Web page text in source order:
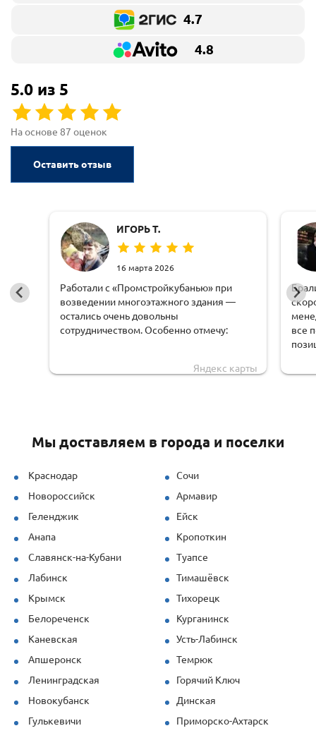
4.7
4.8
5.0 из 5
На основе 87 оценок
Оставить отзыв
ИГОРЬ Т.
16 марта 2026
Работали с «Промстройкубанью» при
возведении многоэтажного здания —
остались очень довольны
сотрудничеством. Особенно отмечу:
специалисты быстро рассчитывали
Продукция (опалубка перекрытий и
стеновая) показала себя отлично даже
Яндекс карты
все
Мы доставляем в города и поселки
Краснодар
Сочи
Новороссийск
Армавир
Геленджик
Ейск
Анапа
Кропоткин
Славянск-на-Кубани
Туапсе
Лабинск
Тимашёвск
Крымск
Тихорецк
Белореченск
Курганинск
Каневская
Усть-Лабинск
Апшеронск
Темрюк
Ленинградская
Горячий Ключ
Новокубанск
Динская
Гулькевичи
Приморско-Ахтарск